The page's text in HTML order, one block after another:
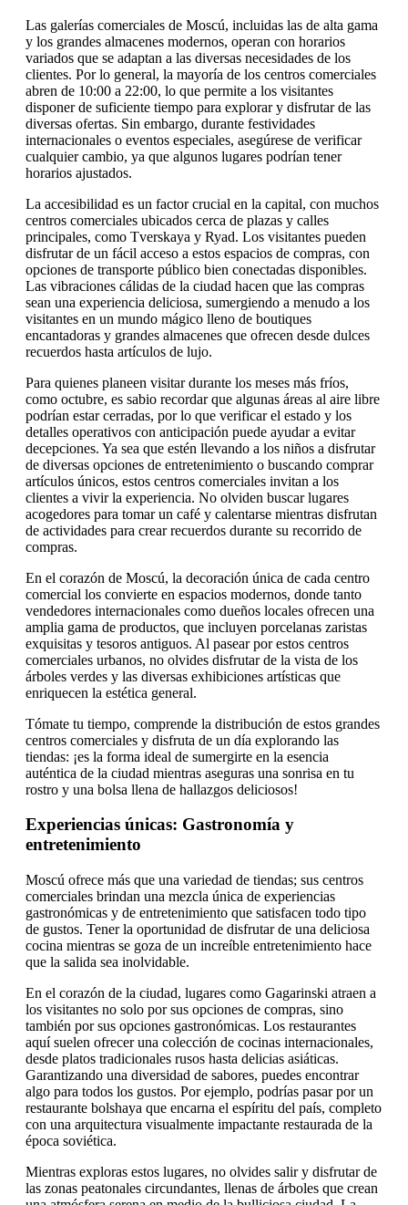
Las galerías comerciales de Moscú, incluidas las de alta gama
y los grandes almacenes modernos, operan con horarios
variados que se adaptan a las diversas necesidades de los
clientes. Por lo general, la mayoría de los centros comerciales
abren de 10:00 a 22:00, lo que permite a los visitantes
disponer de suficiente tiempo para explorar y disfrutar de las
diversas ofertas. Sin embargo, durante festividades
internacionales o eventos especiales, asegúrese de verificar
cualquier cambio, ya que algunos lugares podrían tener
horarios ajustados.
La accesibilidad es un factor crucial en la capital, con muchos
centros comerciales ubicados cerca de plazas y calles
principales, como Tverskaya y Ryad. Los visitantes pueden
disfrutar de un fácil acceso a estos espacios de compras, con
opciones de transporte público bien conectadas disponibles.
Las vibraciones cálidas de la ciudad hacen que las compras
sean una experiencia deliciosa, sumergiendo a menudo a los
visitantes en un mundo mágico lleno de boutiques
encantadoras y grandes almacenes que ofrecen desde dulces
recuerdos hasta artículos de lujo.
Para quienes planeen visitar durante los meses más fríos,
como octubre, es sabio recordar que algunas áreas al aire libre
podrían estar cerradas, por lo que verificar el estado y los
detalles operativos con anticipación puede ayudar a evitar
decepciones. Ya sea que estén llevando a los niños a disfrutar
de diversas opciones de entretenimiento o buscando comprar
artículos únicos, estos centros comerciales invitan a los
clientes a vivir la experiencia. No olviden buscar lugares
acogedores para tomar un café y calentarse mientras disfrutan
de actividades para crear recuerdos durante su recorrido de
compras.
En el corazón de Moscú, la decoración única de cada centro
comercial los convierte en espacios modernos, donde tanto
vendedores internacionales como dueños locales ofrecen una
amplia gama de productos, que incluyen porcelanas zaristas
exquisitas y tesoros antiguos. Al pasear por estos centros
comerciales urbanos, no olvides disfrutar de la vista de los
árboles verdes y las diversas exhibiciones artísticas que
enriquecen la estética general.
Tómate tu tiempo, comprende la distribución de estos grandes
centros comerciales y disfruta de un día explorando las
tiendas: ¡es la forma ideal de sumergirte en la esencia
auténtica de la ciudad mientras aseguras una sonrisa en tu
rostro y una bolsa llena de hallazgos deliciosos!
Experiencias únicas: Gastronomía y
entretenimiento
Moscú ofrece más que una variedad de tiendas; sus centros
comerciales brindan una mezcla única de experiencias
gastronómicas y de entretenimiento que satisfacen todo tipo
de gustos. Tener la oportunidad de disfrutar de una deliciosa
cocina mientras se goza de un increíble entretenimiento hace
que la salida sea inolvidable.
En el corazón de la ciudad, lugares como Gagarinski atraen a
los visitantes no solo por sus opciones de compras, sino
también por sus opciones gastronómicas. Los restaurantes
aquí suelen ofrecer una colección de cocinas internacionales,
desde platos tradicionales rusos hasta delicias asiáticas.
Garantizando una diversidad de sabores, puedes encontrar
algo para todos los gustos. Por ejemplo, podrías pasar por un
restaurante bolshaya que encarna el espíritu del país, completo
con una arquitectura visualmente impactante restaurada de la
época soviética.
Mientras exploras estos lugares, no olvides salir y disfrutar de
las zonas peatonales circundantes, llenas de árboles que crean